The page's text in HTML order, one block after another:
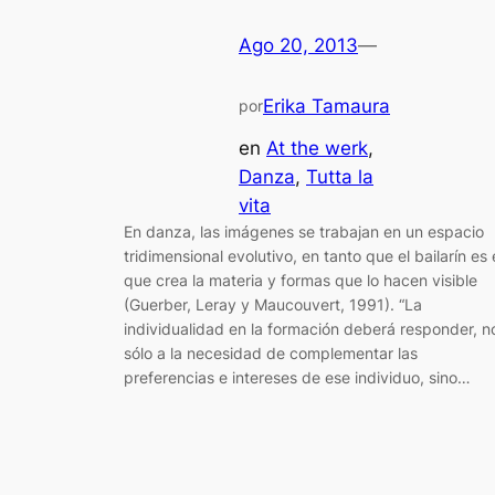
Ago 20, 2013—
porErika Tamaura
en At the werk
Danza, Tutta la
vita
En danza, las imágenes se trabajan en un espacio
tridimensional evolutivo, en tanto que el bailarín es
que crea la materia y formas que lo hacen visible
(Guerber, Leray y Maucouvert, 1991). “La
individualidad en la formación deberá responder,
sólo a la necesidad de complementar las
preferencias e intereses de ese individuo, sino…